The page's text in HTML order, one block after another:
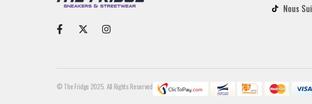
Nous
© The Fridge 2025. All Rights Reserved